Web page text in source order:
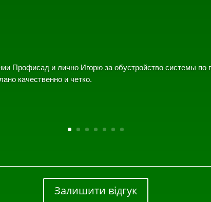
Профисад и лично Игорю за обустройство системы по
качественно и четко.
Залишити відгук